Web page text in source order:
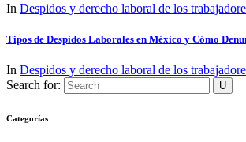
In Despidos y derecho laboral de los
Tipos de Despidos Laborales en México y Cómo
In Despidos y derecho laboral de los
Search for:
Categorías